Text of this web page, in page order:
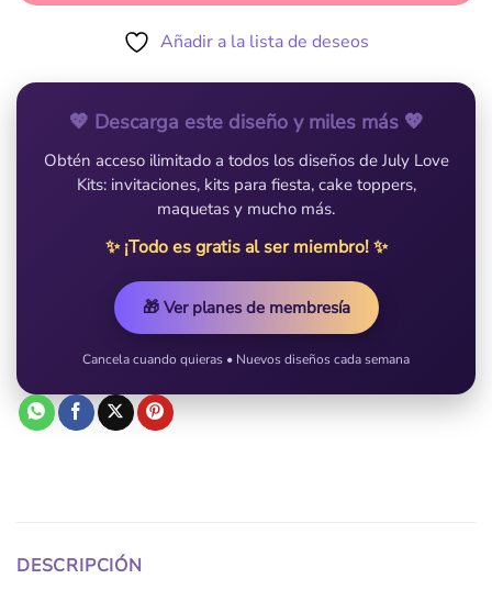
Añadir a la lista de deseos
💖 Descarga este diseño y miles más 💖
Obtén acceso ilimitado a todos los diseños de July Love
Kits: invitaciones, kits para fiesta, cake toppers,
maquetas y mucho más.
✨ ¡Todo es gratis al ser miembro! ✨
🎁 Ver planes de membresía
Cancela cuando quieras • Nuevos diseños cada semana
DESCRIPCIÓN